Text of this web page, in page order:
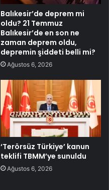
Balıkesir’de deprem mi
oldu? 21 Temmuz
Balıkesir’de en son ne
zaman deprem oldu,
depremin şiddeti belli mi?
Ağustos 6, 2026
‘Terörsüz Türkiye’ kanun
teklifi TBMM’ye sunuldu
Ağustos 6, 2026